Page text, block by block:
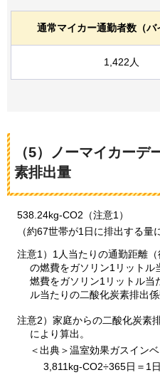
通常マイカー通勤者数（バ
1,422人
（5）ノーマイカーデ
素排出量
538.24kg-CO2（注意1）
（約67世帯が1日に排出する量
注意1）1人当たりの通勤距離
の燃費をガソリン1リット
燃費をガソリン1リットル当
ル当たりの二酸化炭素排出
注意2）家庭からの二酸化炭素
により算出。
＜出典＞温室効果ガスイン
3,811kg-CO2÷365日＝1